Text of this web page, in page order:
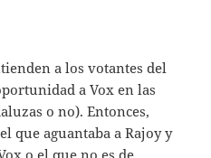
a los votantes del
a Vox en las
o no). Entonces,
que aguantaba a Rajoy y
o el que no es de